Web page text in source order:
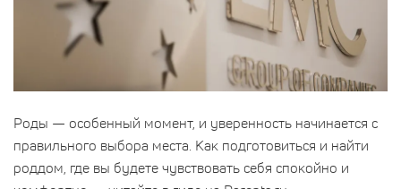
Роды — особенный момент, и уверенность начинается с
правильного выбора места. Как подготовиться и найти
роддом, где вы будете чувствовать себя спокойно и